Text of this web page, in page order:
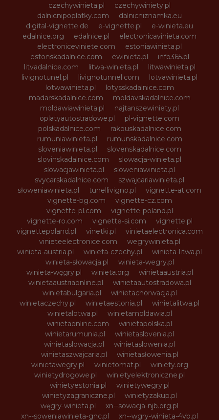
czechywinieta.pl
czechywiniety.pl
dalnicnipoplatky.com
dalnicniznamka.eu
digital-vignette.de
e-vignette.pl
e-winieta.eu
edalnice.org
edalnice.pl
electronicavinieta.com
electroniceviniete.com
estoniawinieta.pl
estonskadalnice.com
ewinieta.pl
info365.pl
litvadalnice.com
litwa-winieta.pl
litwawinieta.pl
livignotunel.pl
livignotunnel.com
lotvawinieta.pl
lotwawinieta.pl
lotysskadalnice.com
madarskadalnice.com
moldavskadalnice.com
moldawiawinieta.pl
najtanszewiniety.pl
oplatyautostradowe.pl
pl-vignette.com
polskadalnice.com
rakouskadalnice.com
rumuniawinieta.pl
rumunskadalnice.com
sloveniawinieta.pl
slovenskadalnice.com
slovinskadalnice.com
slowacja-winieta.pl
slowacjawinieta.pl
sloweniawinieta.pl
svycarskadalnice.com
szwajcariawinieta.pl
słoweniawinieta.pl
tunellivigno.pl
vignette-at.com
vignette-bg.com
vignette-cz.com
vignette-pl.com
vignette-poland.pl
vignette-ro.com
vignette-si.com
vignette.pl
vignettepoland.pl
vinetki.pl
vinietaelectronica.com
vinieteelectronice.com
wegrywinieta.pl
winieta-austria.pl
winieta-czechy.pl
winieta-litwa.pl
winieta-słowacja.pl
winieta-wegry.pl
winieta-węgry.pl
winieta.org
winietaaustria.pl
winietaaustriaonline.pl
winietaautostradowa.pl
winietabulgaria.pl
winietachorwacja.pl
winietaczechy.pl
winietaestonia.pl
winietalitwa.pl
winietalotwa.pl
winietamoldawia.pl
winietaonline.com
winietapolska.pl
winietarumunia.pl
winietaslovenia.pl
winietaslowacja.pl
winietaslowenia.pl
winietaszwajcaria.pl
winietasłowenia.pl
winietawegry.pl
winietomat.pl
winiety.org
winietydrogowe.pl
winietyelektroniczne.pl
winietyestonia.pl
winietywegry.pl
winietyzagraniczne.pl
winietyzakup.pl
węgry-winieta.pl
xn--sowacja-njb.org.pl
xn--soweniawinieta-gnc.pl
xn--wgry-winieta-4vb.pl